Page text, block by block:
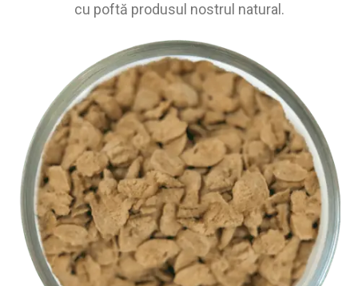
cu poftă produsul nostrul natural.